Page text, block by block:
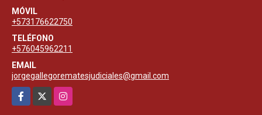
MÓVIL
+573176622750
TELÉFONO
+576045962211
EMAIL
jorgegallegorematesjudiciales@gmail.com
Facebook
Instagram